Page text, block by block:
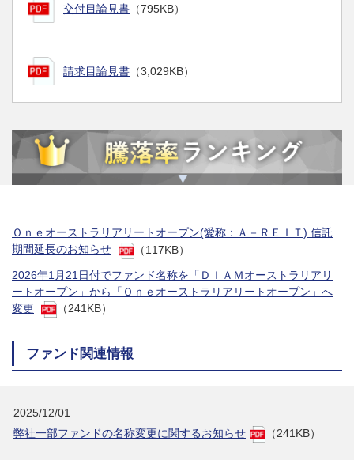
交付目論見書 （795KB）
請求目論見書 （3,029KB）
Ｏｎｅオーストラリアリートオープン(愛称：Ａ－ＲＥＩＴ) 信託
期間延長のお知らせ
（117KB）
2026年1月21日付でファンド名称を「ＤＩＡＭオーストラリアリ
ートオープン」から「Ｏｎｅオーストラリアリートオープン」へ
変更
（241KB）
ファンド関連情報
2025/12/01
弊社一部ファンドの名称変更に関するお知らせ
（241KB）